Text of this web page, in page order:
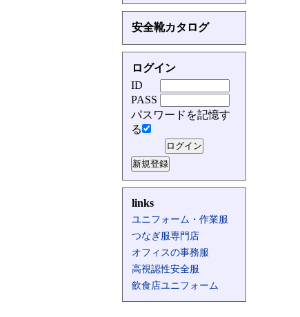
安全靴カタログ
ログイン
ID
PASS
パスワードを記憶す
る
links
ユニフォーム・作業服
つなぎ服専門店
オフィスの事務服
高視認性安全服
飲食店ユニフォーム